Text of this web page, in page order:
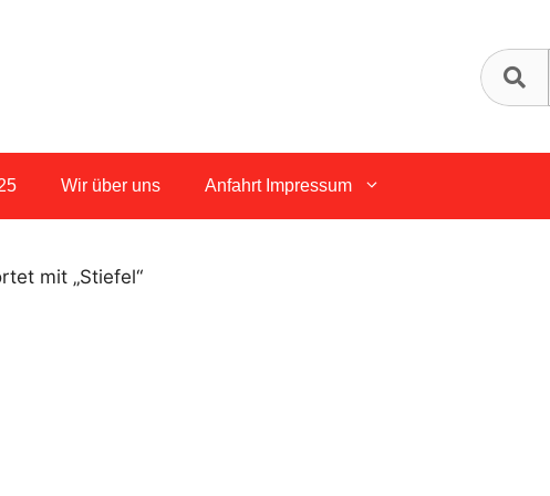
Wir über uns Anfahrt Impressum
mit „Stiefel“